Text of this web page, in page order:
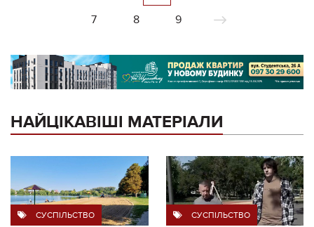
7
8 9
НАЙЦІКАВІШІ МАТЕРІАЛИ
СУСПІЛЬСТВО СУСПІЛЬСТВО